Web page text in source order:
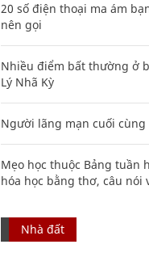
20 số điện thoại ma ám
nên gọi
Nhiều điểm bất thường ở
Lý Nhã Kỳ
Người lãng mạn cuối cùng
Mẹo học thuộc Bảng tuần
hóa học bằng thơ, câu nói
Nhà đất